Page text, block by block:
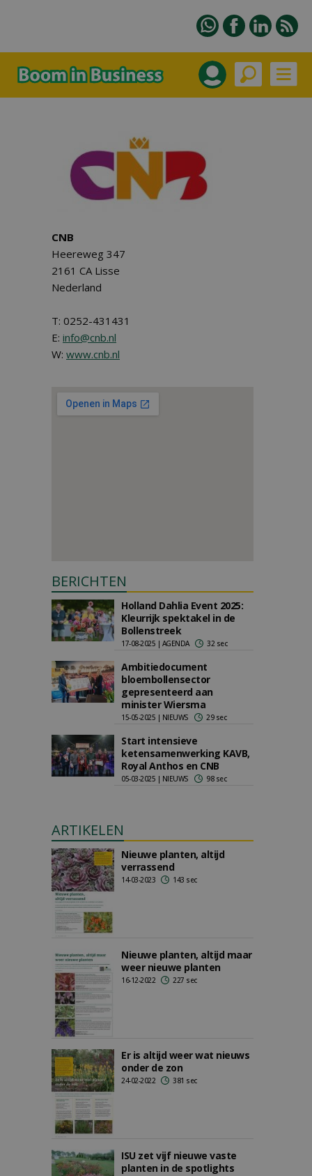
CNB
Heereweg 347
2161 CA Lisse
Nederland
T: 0252-431431
E: info@cnb.nl
W: www.cnb.nl
BERICHTEN
Holland Dahlia Event 2025:
Kleurrijk spektakel in de
Bollenstreek
17-08-2025 | AGENDA 32 sec
Ambitiedocument
bloembollensector
gepresenteerd aan
minister Wiersma
15-05-2025 | NIEUWS 29 sec
Start intensieve
ketensamenwerking KAVB,
Royal Anthos en CNB
05-03-2025 | NIEUWS 98 sec
ARTIKELEN
Nieuwe planten, altijd
verrassend
14-03-2023 143 sec
Nieuwe planten, altijd maar
weer nieuwe planten
16-12-2022 227 sec
Er is altijd weer wat nieuws
onder de zon
24-02-2022 381 sec
ISU zet vijf nieuwe vaste
planten in de spotlights